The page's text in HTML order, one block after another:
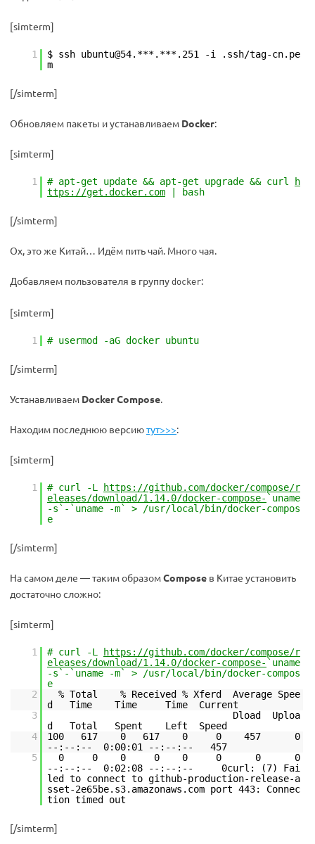
[simterm]
1
$ ssh ubuntu@54.***.***.251 -i .ssh/tag-cn.pe
m
[/simterm]
Обновляем пакеты и устанавливаем Docker:
[simterm]
1 # apt-get update && apt-get upgrade && curl
h
ttps://get.docker.com | bash
[/simterm]
Ох, это же Китай… Идём пить чай. Много чая.
Добавляем пользователя в группу docker:
[simterm]
1 # usermod -aG docker ubuntu
[/simterm]
Устанавливаем Docker Compose.
Находим последнюю версиютут>>>:
[simterm]
1 # curl -L
https://github.com/docker/compose/r
eleases/download/1.14.0/docker-compose- `uname
-s`-`uname -m` > /usr/local/bin/docker-compos
e
[/simterm]
На самом деле — таким образомCompose в Китае установить
достаточно сложно:
[simterm]
1 # curl -L
https://github.com/docker/compose/r
eleases/download/1.14.0/docker-compose- `uname
-s`-`uname -m` > /usr/local/bin/docker-compos
e
2
% Total % Received % Xferd Average Spee
d Time Time Time Current
3
Dload Uploa
d Total Spent Left Speed
4
100 617 0 617 0 0 457 0
--:--:-- 0:00:01 --:--:-- 457
5
0 0 0 0 0 0 0 0
--:--:-- 0:02:08 --:--:-- 0curl: (7) Fai
led to connect to github-production-release-a
sset-2e65be.s3.amazonaws.com port 443: Connec
tion timed out
[/simterm]